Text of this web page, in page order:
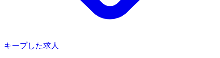
キープした求人